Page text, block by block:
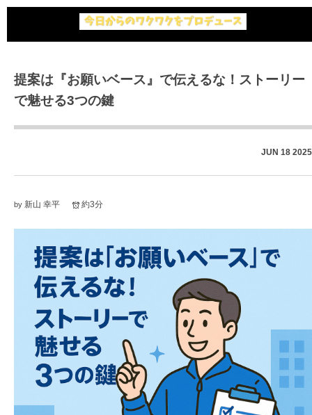
提案は『お願いベース』で伝えるな！ストーリー
で魅せる3つの鍵
JUN 18 2025
by 新山 幸平 約3分